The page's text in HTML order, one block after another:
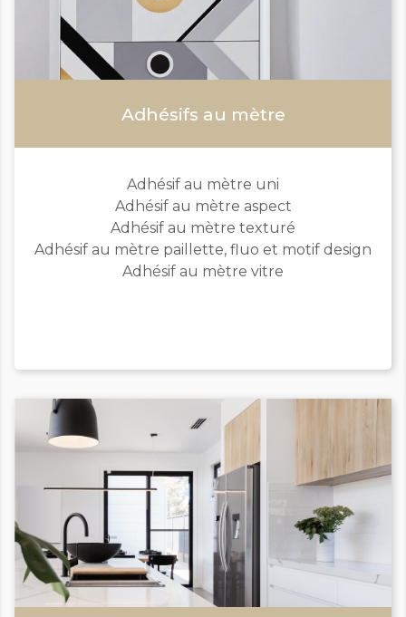
Adhésifs au mètre
Adhésif au mètre uni
Adhésif au mètre aspect
Adhésif au mètre texturé
Adhésif au mètre paillette, fluo et motif design
Adhésif au mètre vitre